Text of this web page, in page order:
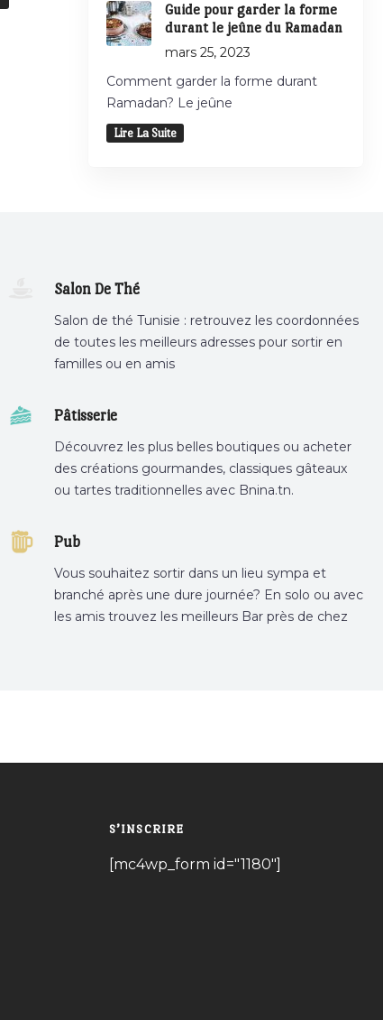
Guide pour garder la forme
durant le jeûne du Ramadan
mars 25, 2023
Comment garder la forme durant
Ramadan? Le jeûne
Lire La Suite
Salon De Thé
Salon de thé Tunisie : retrouvez les coordonnées
de toutes les meilleurs adresses pour sortir en
familles ou en amis
Pâtisserie
Découvrez les plus belles boutiques ou acheter
des créations gourmandes, classiques gâteaux
ou tartes traditionnelles avec Bnina.tn.
tunis, patisserie tunis, pâtisserie sousse .
Pub
Vous souhaitez sortir dans un lieu sympa et
branché après une dure journée? En solo ou avec
les amis trouvez les meilleurs Bar près de chez
S’INSCRIRE
[mc4wp_form id="1180"]